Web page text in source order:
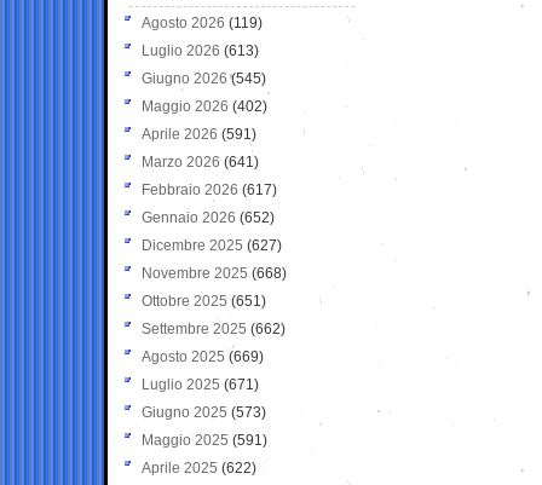
Agosto 2026 (119)
Luglio 2026 (613)
Giugno 2026 (545)
Maggio 2026 (402)
Aprile 2026 (591)
Marzo 2026 (641)
Febbraio 2026 (617)
Gennaio 2026 (652)
Dicembre 2025 (627)
Novembre 2025 (668)
Ottobre 2025 (651)
Settembre 2025 (662)
Agosto 2025 (669)
Luglio 2025 (671)
Giugno 2025 (573)
Maggio 2025 (591)
Aprile 2025 (622)